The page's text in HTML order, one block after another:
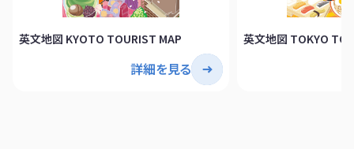
英文地図 KYOTO TOURIST MAP
詳細を見る
英文地図 TOKYO